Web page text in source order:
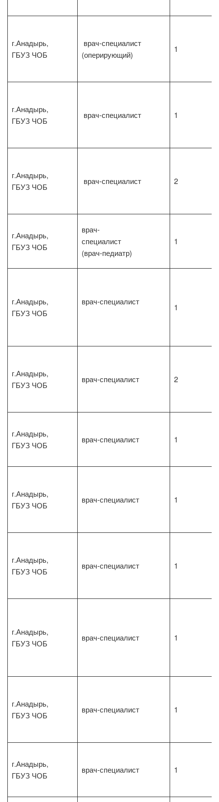
г.Анадырь,
ГБУЗ ЧОБ
врач-специалист
(оперирующий)
1
г.Анадырь,
ГБУЗ ЧОБ
врач-специалист 1
г.Анадырь,
ГБУЗ ЧОБ
врач-специалист 2
г.Анадырь,
ГБУЗ ЧОБ
врач-
специалист
(врач-педиатр)
1
г.Анадырь,
ГБУЗ ЧОБ
врач-специалист
1
г.Анадырь,
ГБУЗ ЧОБ
врач-специалист 2
г.Анадырь,
ГБУЗ ЧОБ
врач-специалист 1
г.Анадырь,
ГБУЗ ЧОБ
врач-специалист 1
г.Анадырь,
ГБУЗ ЧОБ
врач-специалист 1
г.Анадырь,
ГБУЗ ЧОБ
врач-специалист 1
г.Анадырь,
ГБУЗ ЧОБ
врач-специалист 1
г.Анадырь,
ГБУЗ ЧОБ
врач-специалист 1